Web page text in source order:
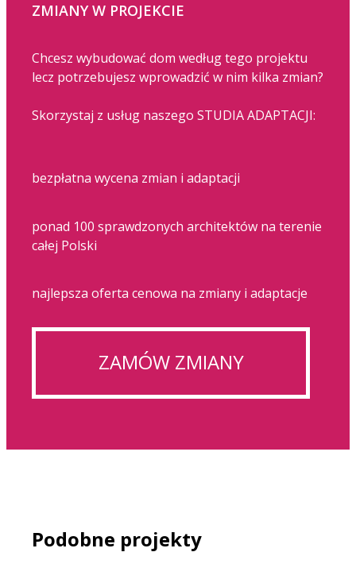
ZMIANY W PROJEKCIE
Chcesz wybudować dom według tego projektu
lecz potrzebujesz wprowadzić w nim kilka zmian?
Skorzystaj z usług naszego STUDIA ADAPTACJI:
bezpłatna wycena zmian i adaptacji
ponad 100 sprawdzonych architektów na terenie
całej Polski
najlepsza oferta cenowa na zmiany i adaptacje
ZAMÓW ZMIANY
Podobne projekty